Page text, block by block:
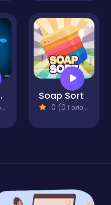
Soap Sort
0 (0 Голосів)